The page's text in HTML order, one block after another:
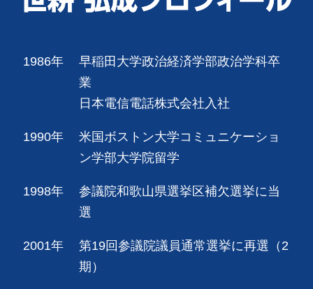
1986年
早稲田大学政治経済学部政治学科卒
業
日本電信電話株式会社入社
1990年
米国ボストン大学コミュニケーショ
ン学部大学院留学
1998年
参議院和歌山県選挙区補欠選挙に当
選
2001年
第19回参議院議員通常選挙に再選（2
期）